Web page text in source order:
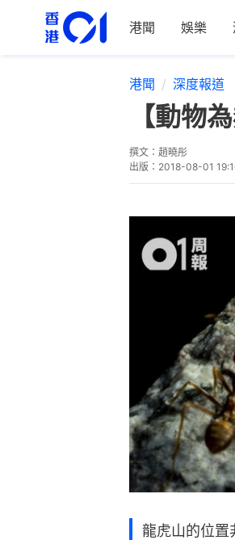
港聞 娛樂
港聞 深度報道
【動物
撰文： 趙曉彤
出版： 2018-08-01
龍虎山的位置